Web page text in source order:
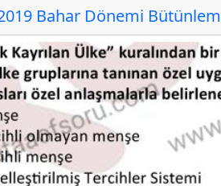
Bahar Dönemi